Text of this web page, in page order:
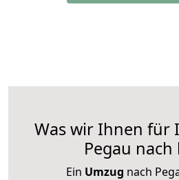
Was wir Ihnen für
Pegau nach
Ein Umzug nach